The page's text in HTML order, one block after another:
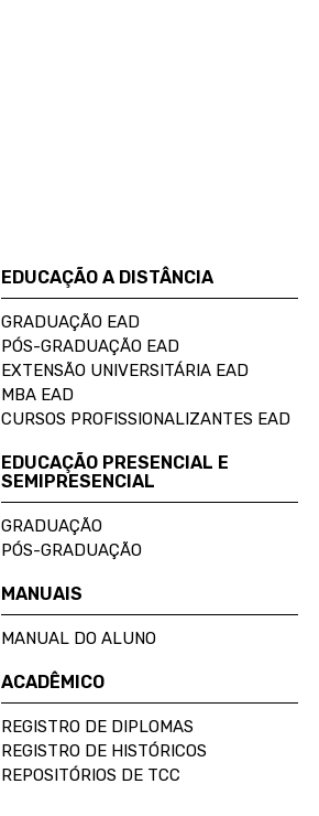
EDUCAÇÃO A DISTÂNCIA
GRADUAÇÃO EAD
PÓS-GRADUAÇÃO EAD
EXTENSÃO UNIVERSITÁRIA EAD
MBA EAD
CURSOS PROFISSIONALIZANTES EAD
EDUCAÇÃO PRESENCIAL E
SEMIPRESENCIAL
GRADUAÇÃO
PÓS-GRADUAÇÃO
MANUAIS
MANUAL DO ALUNO
ACADÊMICO
REGISTRO DE DIPLOMAS
REGISTRO DE HISTÓRICOS
REPOSITÓRIOS DE TCC